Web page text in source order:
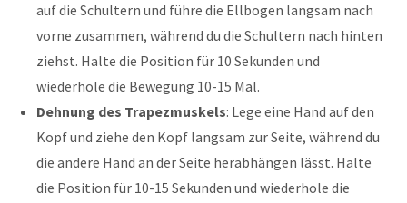
auf die Schultern und führe die Ellbogen langsam nach
vorne zusammen, während du die Schultern nach hinten
ziehst. Halte die Position für 10 Sekunden und
wiederhole die Bewegung 10-15 Mal.
Dehnung des Trapezmuskels: Lege eine Hand auf den
Kopf und ziehe den Kopf langsam zur Seite, während du
die andere Hand an der Seite herabhängen lässt. Halte
die Position für 10-15 Sekunden und wiederhole die